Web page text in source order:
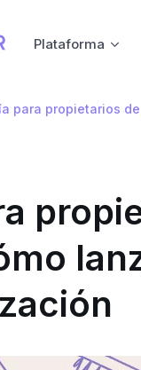
Plataforma
para propietarios